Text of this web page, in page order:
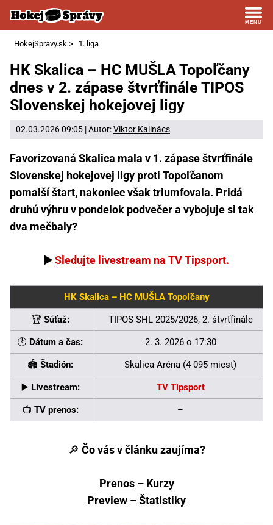
HokejSpravy.sk > 1. liga
HK Skalica – HC MUŠLA Topoľčany
dnes v 2. zápase štvrťfinále TIPOS
Slovenskej hokejovej ligy
02.03.2026 09:05 | Autor:Viktor Kalinács
Favorizovaná Skalica mala v 1. zápase štvrťfinále
Slovenskej hokejovej ligy proti Topoľčanom
pomalší štart, nakoniec však triumfovala. Pridá
druhú výhru v pondelok podvečer a vybojuje si tak
dva mečbaly?
▶️Sledujte livestream na TV Tipsport.
HK Skalica – HC MUŠLA Topoľčany
🏆 Súťaž: TIPOS SHL 2025/2026, 2. štvrťfinále
🕐 Dátum a čas: 2. 3. 2026 o 17:30
🏟 Štadión: Skalica Aréna (4 095 miest)
▶️ Livestream: TV Tipsport
📺 TV prenos: –
🔎 Čo vás v článku zaujíma?
Prenos– Kurzy
Preview –Štatistiky